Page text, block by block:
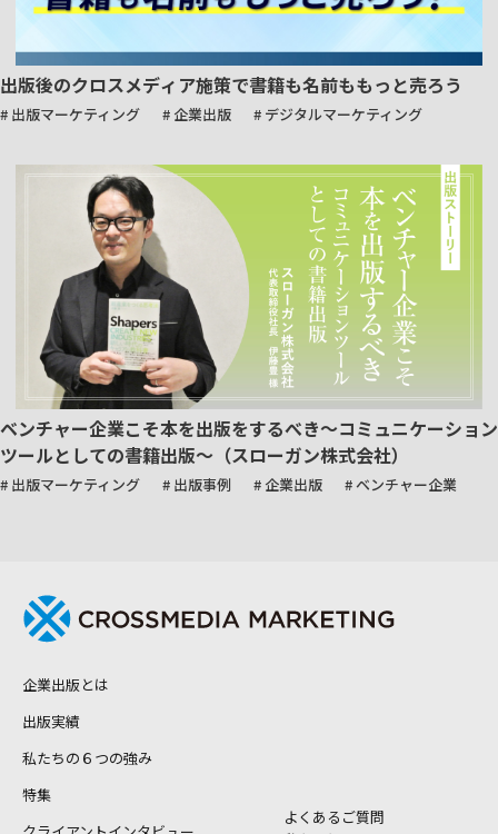
出版後のクロスメディア施策で書籍も名前ももっと売ろう
# 出版マーケティング # 企業出版 # デジタルマーケティング
ベンチャー企業こそ本を出版をするべき～コミュニケーション
ツールとしての書籍出版～（スローガン株式会社）
# 出版マーケティング # 出版事例 # 企業出版 # ベンチャー企業
企業出版とは
出版実績
私たちの６つの強み
特集
よくあるご質問